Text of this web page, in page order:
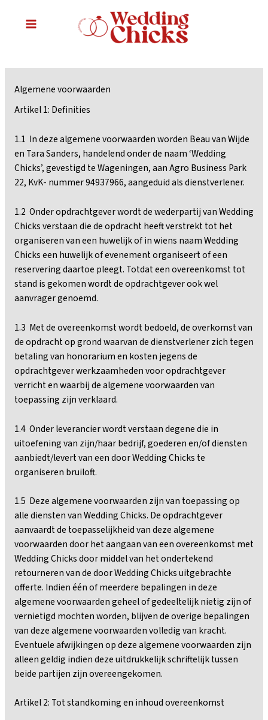
MAIN
Algemene voorwaarden
Artikel 1: Definities
1.1 In deze algemene voorwaarden worden Beau van Wijde
en Tara Sanders, handelend onder de naam ‘Wedding
Chicks’, gevestigd te Wageningen, aan Agro Business Park
22, KvK- nummer 94937966, aangeduid als dienstverlener.
1.2 Onder opdrachtgever wordt de wederpartij van Wedding
Chicks verstaan die de opdracht heeft verstrekt tot het
organiseren van een huwelijk of in wiens naam Wedding
Chicks een huwelijk of evenement organiseert of een
reservering daartoe pleegt. Totdat een overeenkomst tot
stand is gekomen wordt de opdrachtgever ook wel
aanvrager genoemd.
1.3 Met de overeenkomst wordt bedoeld, de overkomst van
de opdracht op grond waarvan de dienstverlener zich tegen
betaling van honorarium en kosten jegens de
opdrachtgever werkzaamheden voor opdrachtgever
verricht en waarbij de algemene voorwaarden van
toepassing zijn verklaard.
1.4 Onder leverancier wordt verstaan degene die in
uitoefening van zijn/haar bedrijf, goederen en/of diensten
aanbiedt/levert van een door Wedding Chicks te
organiseren bruiloft.
1.5 Deze algemene voorwaarden zijn van toepassing op
alle diensten van Wedding Chicks. De opdrachtgever
aanvaardt de toepasselijkheid van deze algemene
voorwaarden door het aangaan van een overeenkomst met
Wedding Chicks door middel van het ondertekend
retourneren van de door Wedding Chicks uitgebrachte
offerte. Indien één of meerdere bepalingen in deze
algemene voorwaarden geheel of gedeeltelijk nietig zijn of
vernietigd mochten worden, blijven de overige bepalingen
van deze algemene voorwaarden volledig van kracht.
Eventuele afwijkingen op deze algemene voorwaarden zijn
alleen geldig indien deze uitdrukkelijk schriftelijk tussen
beide partijen zijn overeengekomen.
Artikel 2: Tot standkoming en inhoud overeenkomst